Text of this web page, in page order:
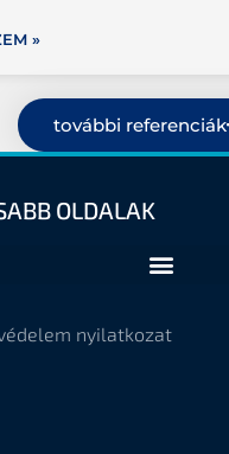
»
további referenciák
OLDALAK
nyilatkozat